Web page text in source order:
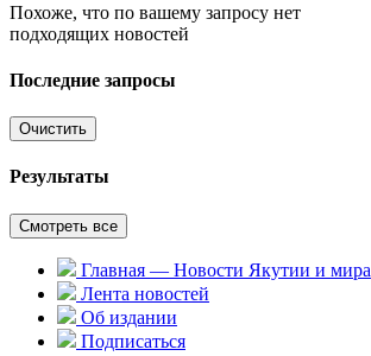
Похоже, что по вашему запросу нет
подходящих новостей
Последние запросы
Очистить
Результаты
Смотреть все
Главная — Новости Якутии и мира
Лента новостей
Об издании
Подписаться